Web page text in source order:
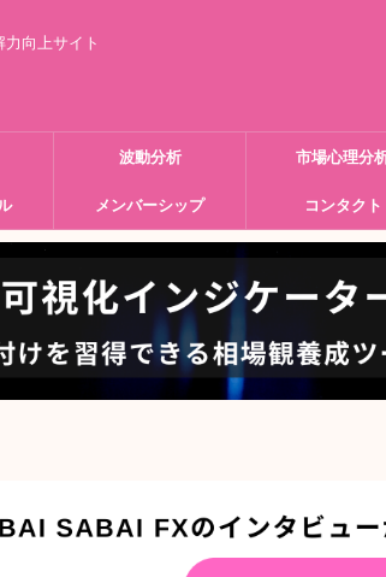
向上サイト
波動分析 市場心理分
メンバーシップ コンタクト